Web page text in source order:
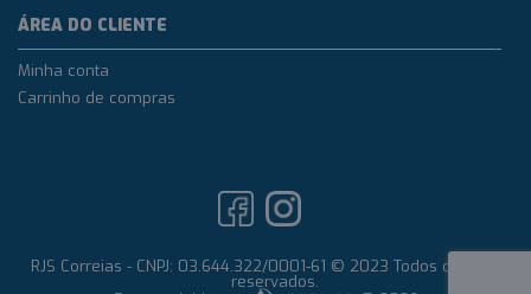
ÁREA DO CLIENTE
Minha conta
Carrinho de compras
RJS Correias - CNPJ: 03.644.322/0001-61 © 2023 Todos os direitos
reservados.